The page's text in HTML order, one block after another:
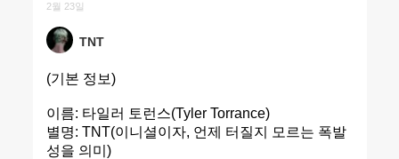
2월 23일
TNT
(기본 정보)
이름: 타일러 토런스(Tyler Torrance)
별명: TNT(이니셜이자, 언제 터질지 모르는 폭발
성을 의미)